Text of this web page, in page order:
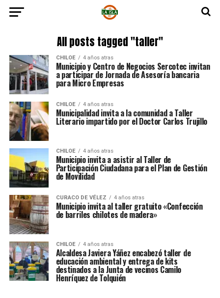
All posts tagged "taller"
CHILOE 4 años atras
Municipio y Centro de Negocios Sercotec invitan
a participar de Jornada de Asesoría bancaria
para Micro Empresas
CHILOE 4 años atras
Municipalidad invita a la comunidad a Taller
Literario impartido por el Doctor Carlos Trujillo
CHILOE 4 años atras
Municipio invita a asistir al Taller de
Participación Ciudadana para el Plan de Gestión
de Movilidad
CURACO DE VÉLEZ 4 años atras
Municipio invita al taller gratuito «Confección
de barriles chilotes de madera»
CHILOE 4 años atras
Alcaldesa Javiera Yáñez encabezó taller de
educación ambiental y entrega de kits
destinados a la Junta de vecinos Camilo
Henríquez de Tolquién